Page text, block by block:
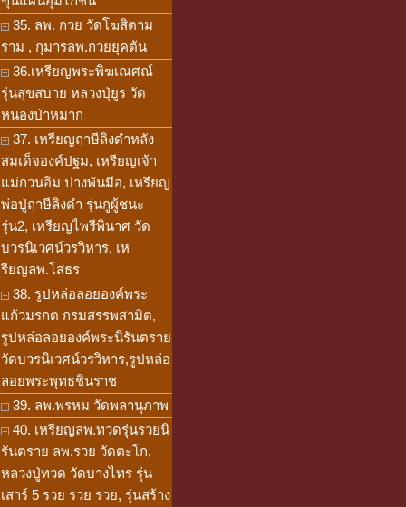
35. ลพ. กวย วัดโฆสิตาม
ราม , กุมารลพ.กวยยุคต้น
36.เหรียญพระพิฆเณศณ์
รุ่นสุขสบาย หลวงปุ่ยูร วัด
หนองป่าหมาก
37. เหรียญฤาษีลิงดำหลัง
สมเด็จองค์ปฐม, เหรียญเจ้า
แม่กวนอิม ปางพันมือ, เหรียญ
พ่อปู่ฤาษีลิงดำ รุ่นกูผู้ชนะ
รุ่น2, เหรียญไพรีพินาศ วัด
บวรนิเวศน์วรวิหาร, เห
รียญลพ.โสธร
38. รูปหล่อลอยองค์พระ
แก้วมรกต กรมสรรพสามิต,
รูปหล่อลอยองค์พระนิรันตราย
วัดบวรนิเวศน์วรวิหาร,รูปหล่อ
ลอยพระพุทธชินราช
39. ลพ.พรหม วัดพลานุภาพ
40. เหรียญลพ.ทวดรุ่นรวยนิ
รันตราย ลพ.รวย วัดตะโก,
หลวงปู่ทวด วัดบางไทร รุ่น
เสาร์ 5 รวย รวย รวย, รุ่นสร้าง